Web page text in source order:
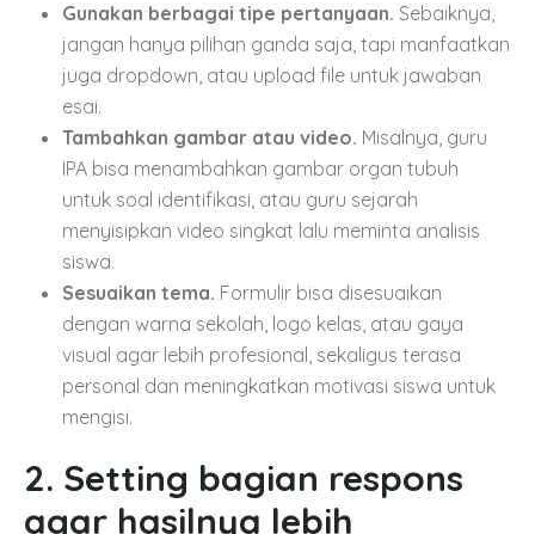
Gunakan berbagai tipe pertanyaan. Sebaiknya,
jangan hanya pilihan ganda saja, tapi manfaatkan
juga dropdown, atau upload file untuk jawaban
esai.
Tambahkan gambar atau video. Misalnya, guru
IPA bisa menambahkan gambar organ tubuh
untuk soal identifikasi, atau guru sejarah
menyisipkan video singkat lalu meminta analisis
siswa.
Sesuaikan tema. Formulir bisa disesuaikan
dengan warna sekolah, logo kelas, atau gaya
visual agar lebih profesional, sekaligus terasa
personal dan meningkatkan motivasi siswa untuk
mengisi.
2. Setting bagian respons
agar hasilnya lebih